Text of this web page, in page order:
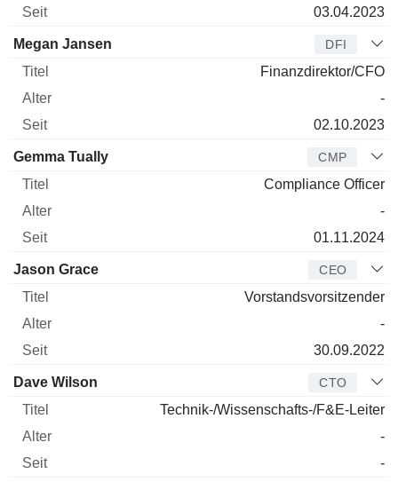
03.04.2023
Megan Jansen DFI
Finanzdirektor/CFO
-
02.10.2023
Gemma Tually CMP
Compliance Officer
-
01.11.2024
Jason Grace CEO
Vorstandsvorsitzender
-
30.09.2022
Dave Wilson CTO
Technik-/Wissenschafts-/F&E-Leiter
-
-